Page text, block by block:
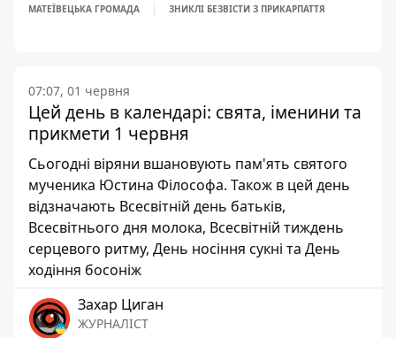
МАТЕЇВЕЦЬКА ГРОМАДА ЗНИКЛІ БЕЗВІСТИ З ПРИКАРПАТТЯ
07:07, 01 червня
Цей день в календарі: свята, іменини та
прикмети 1 червня
Сьогодні віряни вшановують пам'ять святого
мученика Юстина Філософа. Також в цей день
відзначають Всесвітній день батьків,
Всесвітнього дня молока, Всесвітній тиждень
серцевого ритму, День носіння сукні та День
ходіння босоніж
Захар Циган
ЖУРНАЛІСТ